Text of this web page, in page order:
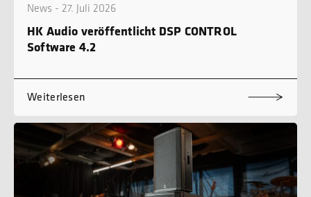
News - 27. Juli 2026
HK Audio veröffentlicht DSP CONTROL
Software 4.2
Weiterlesen